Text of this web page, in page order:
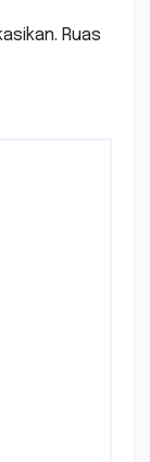
Ruas